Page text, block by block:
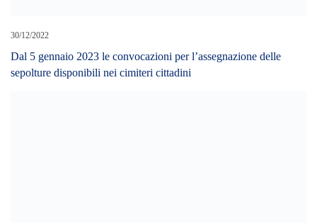
30/12/2022
Dal 5 gennaio 2023 le convocazioni per l’assegnazione delle
sepolture disponibili nei cimiteri cittadini